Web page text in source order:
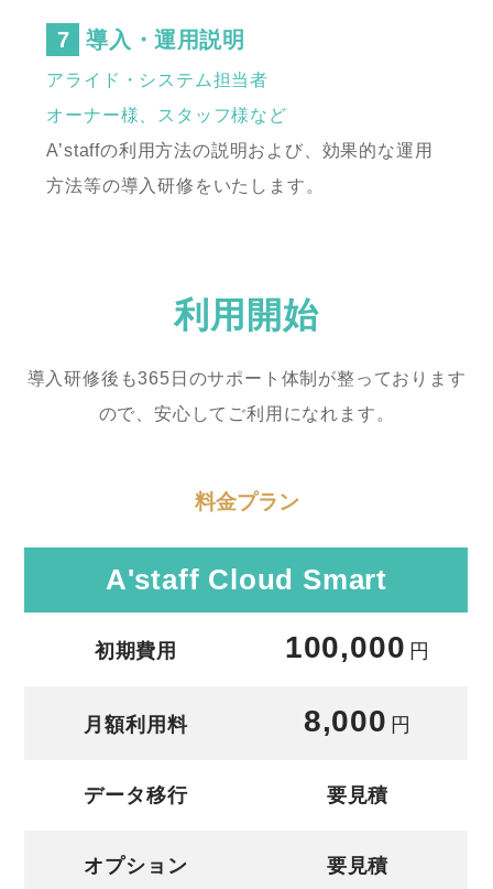
導入・運用説明
アライド・システム担当者
オーナー様、スタッフ様など
A’staffの利用方法の説明および、効果的な運用
方法等の導入研修をいたします。
利用開始
導入研修後も365日のサポート体制が整っております
ので、安心してご利用になれます。
料金プラン
A'staff Cloud Smart
初期費用 100,000 円
月額利用料 8,000 円
データ移行 要見積
オプション 要見積